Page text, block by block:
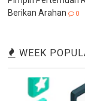
Berikan Arahan
0
WEEK